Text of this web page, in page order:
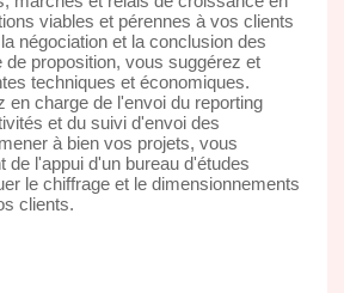
viables et pérennes à vos clients
négociation et la conclusion des
proposition, vous suggérez et
techniques et économiques.
en charge de l'envoi du reporting
et du suivi d'envoi des
à bien vos projets, vous
de l'appui d'un bureau d'études
le chiffrage et le dimensionnements
clients.